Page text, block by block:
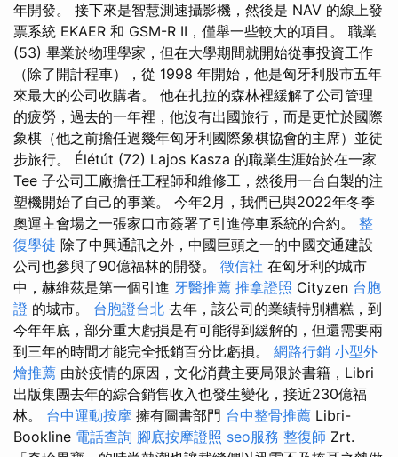
年開發。 接下來是智慧測速攝影機，然後是 NAV 的線上發
票系統 EKAER 和 GSM-R II，僅舉一些較大的項目。 職業
(53) 畢業於物理學家，但在大學期間就開始從事投資工作
（除了開計程車），從 1998 年開始，他是匈牙利股市五年
來最大的公司收購者。 他在扎拉的森林裡緩解了公司管理
的疲勞，過去的一年裡，他沒有出國旅行，而是更忙於國際
象棋（他之前擔任過幾年匈牙利國際象棋協會的主席）並徒
步旅行。 Élétút (72) Lajos Kasza 的職業生涯始於在一家
Tee 子公司工廠擔任工程師和維修工，然後用一台自製的注
塑機開始了自己的事業。 今年2月，我們已與2022年冬季
奧運主會場之一張家口市簽署了引進停車系統的合約。 整
復學徒 除了中興通訊之外，中國巨頭之一的中國交通建設
公司也參與了90億福林的開發。 徵信社 在匈牙利的城市
中，赫維茲是第一個引進 牙醫推薦 推拿證照 Cityzen 台胞
證 的城市。 台胞證台北 去年，該公司的業績特別糟糕，到
今年年底，部分重大虧損是有可能得到緩解的，但還需要兩
到三年的時間才能完全抵銷百分比虧損。 網路行銷 小型外
燴推薦 由於疫情的原因，文化消費主要局限於書籍，Libri
出版集團去年的綜合銷售收入也發生變化，接近230億福
林。 台中運動按摩 擁有圖書部門 台中整骨推薦 Libri-
Bookline 電話查詢 腳底按摩證照 seo服務 整復師 Zrt.